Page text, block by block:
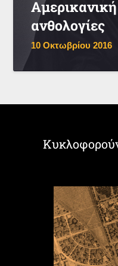
ανθολογίες
10 Οκτωβρίου 2016